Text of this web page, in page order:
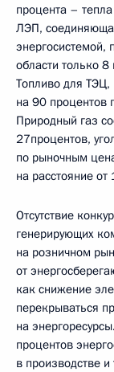
процента –
ЛЭП,
энергосистемой,
области только
Топливо для ТЭЦ,
на 90 процентов
Природный газ
27процентов,
по рыночным
на расстояние
Отсутствие
генерирующих
на розничном
от
как снижение
перекрываться
на
процентов
в производстве и